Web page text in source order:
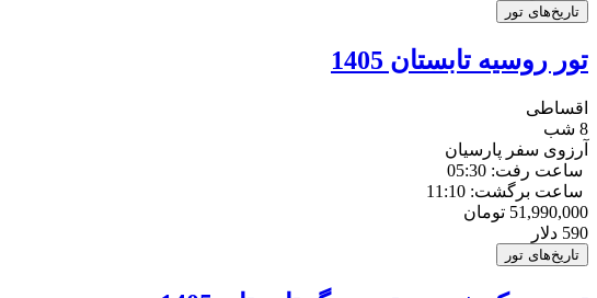
تاریخ‌های تور
تور روسیه تابستان 1405
اقساطی
8 شب
آرزوی سفر پارسیان
ساعت رفت: 05:30
ساعت برگشت: 11:10
51,990,000 تومان
590 دلار
تاریخ‌های تور